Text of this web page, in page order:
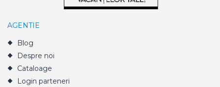
AGENTIE
Blog
Despre noi
Cataloage
Login parteneri